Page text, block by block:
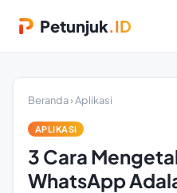
Petunjuk.ID
Beranda›Aplikasi
APLIKASI
3 Cara
WhatsApp